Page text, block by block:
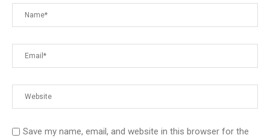
Save my name, email, and website in this browser for the